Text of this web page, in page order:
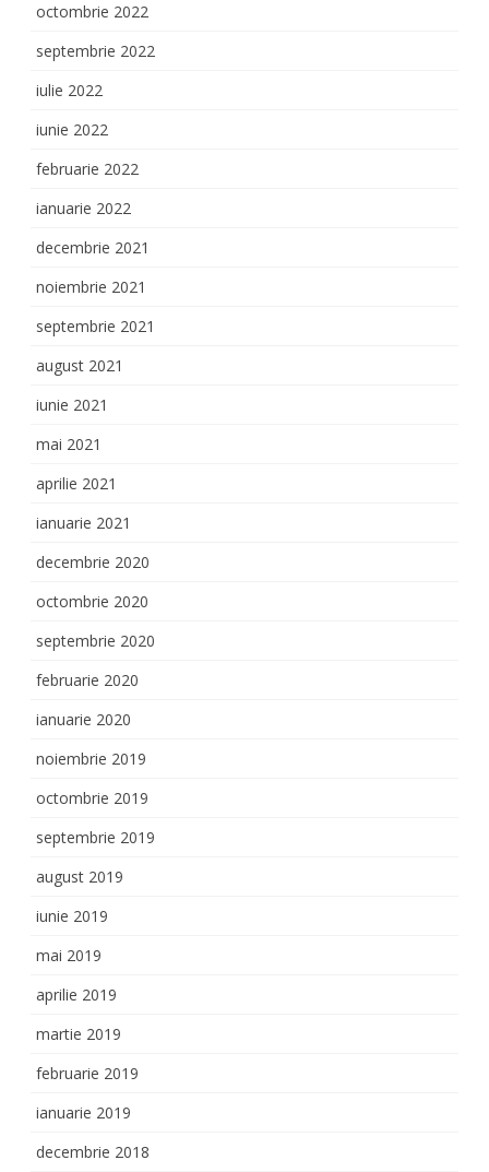
octombrie 2022
septembrie 2022
iulie 2022
iunie 2022
februarie 2022
ianuarie 2022
decembrie 2021
noiembrie 2021
septembrie 2021
august 2021
iunie 2021
mai 2021
aprilie 2021
ianuarie 2021
decembrie 2020
octombrie 2020
septembrie 2020
februarie 2020
ianuarie 2020
noiembrie 2019
octombrie 2019
septembrie 2019
august 2019
iunie 2019
mai 2019
aprilie 2019
martie 2019
februarie 2019
ianuarie 2019
decembrie 2018